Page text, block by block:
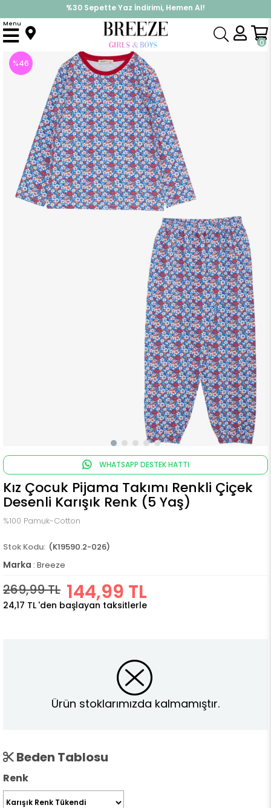
%30 Sepette Yaz İndirimi, Hemen Al!
İndirimlere ek %10 İndirimi Kap, Hemen Üye Ol!
0
Menu
Anasayfa Pijama & İç Giyim KIZ Pijama Takımları Kız Çocuk Pijama Takımı Renkli Çiçek Desenli Karışık Renk (5 Yaş)
%46
WHATSAPP DESTEK HATTI
Kız Çocuk Pijama Takımı Renkli Çiçek
Desenli Karışık Renk (5 Yaş)
%100 Pamuk-Cotton
(K19590.2-026)
Marka : Breeze
269,99 TL 144,99 TL
24,17 TL 'den başlayan taksitlerle
Ürün stoklarımızda kalmamıştır.
Beden Tablosu
Renk